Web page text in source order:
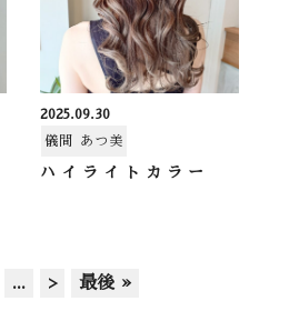
2025.09.30
儀間 あつ美
ハイライトカラー
... > 最後 »